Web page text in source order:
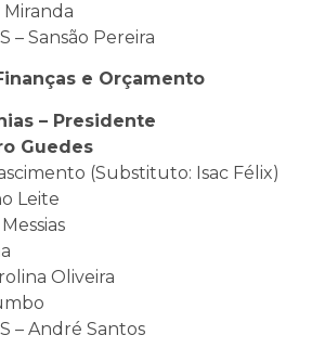
Miranda
– Sansão Pereira
e Orçamento
– Presidente
Guedes
(Substituto: Isac Félix)
Leite
Oliveira
– André Santos